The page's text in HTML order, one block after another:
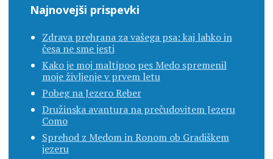
Najnovejši prispevki
Zdrava prehrana za vašega psa: kaj lahko in
česa ne sme jesti
Kako je moj maltipoo pes Medo spremenil
moje življenje v prvem letu
Pobeg na Jezero Reber
Družinska avantura na prečudovitem Jezeru
Como
Sprehod z Medom in Ronom ob Gradiškem
jezeru